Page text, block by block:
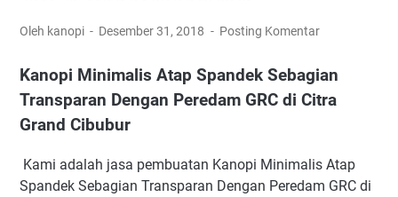
Oleh kanopi Desember 31, 2018 Posting Komentar
Kanopi Minimalis Atap Spandek Sebagian
Transparan Dengan Peredam GRC di Citra
Grand Cibubur
Kami adalah jasa pembuatan Kanopi Minimalis Atap
Spandek Sebagian Transparan Dengan Peredam GRC di